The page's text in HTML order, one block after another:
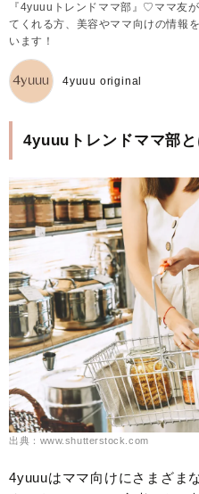
『4yuuuトレンドママ部』♡ママ友
てくれる方、美容やママ向けの情報
います！
4yuuu original
4yuuuトレンドママ部
出典：www.shutterstock.com
4yuuuはママ向けにさまざま